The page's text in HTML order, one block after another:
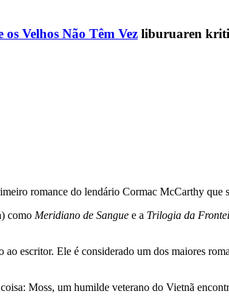
os Velhos Não Têm Vez liburuaren
romance do lendário Cormac McCarthy que
como Meridiano de Sangue e a Trilogia da
escritor. Ele é considerado um dos maiores
Moss, um humilde veterano do Vietnã